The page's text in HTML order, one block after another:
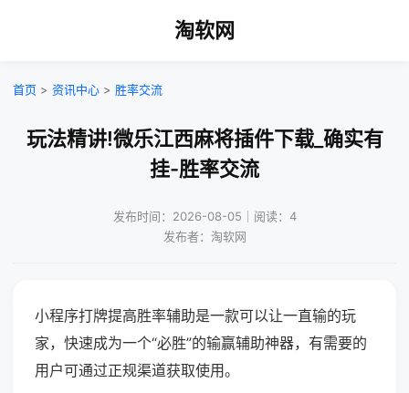
淘软网
首页 > 资讯中心 > 胜率交流
玩法精讲!微乐江西麻将插件下载_确实有
挂-胜率交流
发布时间：2026-08-05｜阅读：4
发布者：淘软网
小程序打牌提高胜率辅助是一款可以让一直输的玩
家，快速成为一个“必胜”的输赢辅助神器，有需要的
用户可通过正规渠道获取使用。